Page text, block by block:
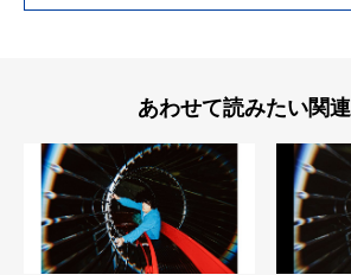
あわせて読みたい関